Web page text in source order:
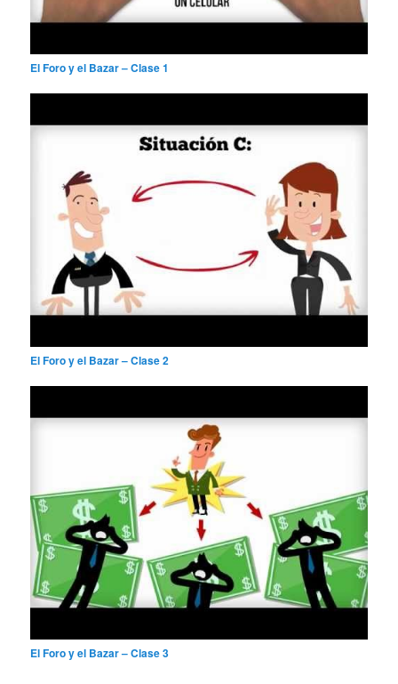
El Foro y el Bazar – Clase 1
El Foro y el Bazar – Clase 2
El Foro y el Bazar – Clase 3